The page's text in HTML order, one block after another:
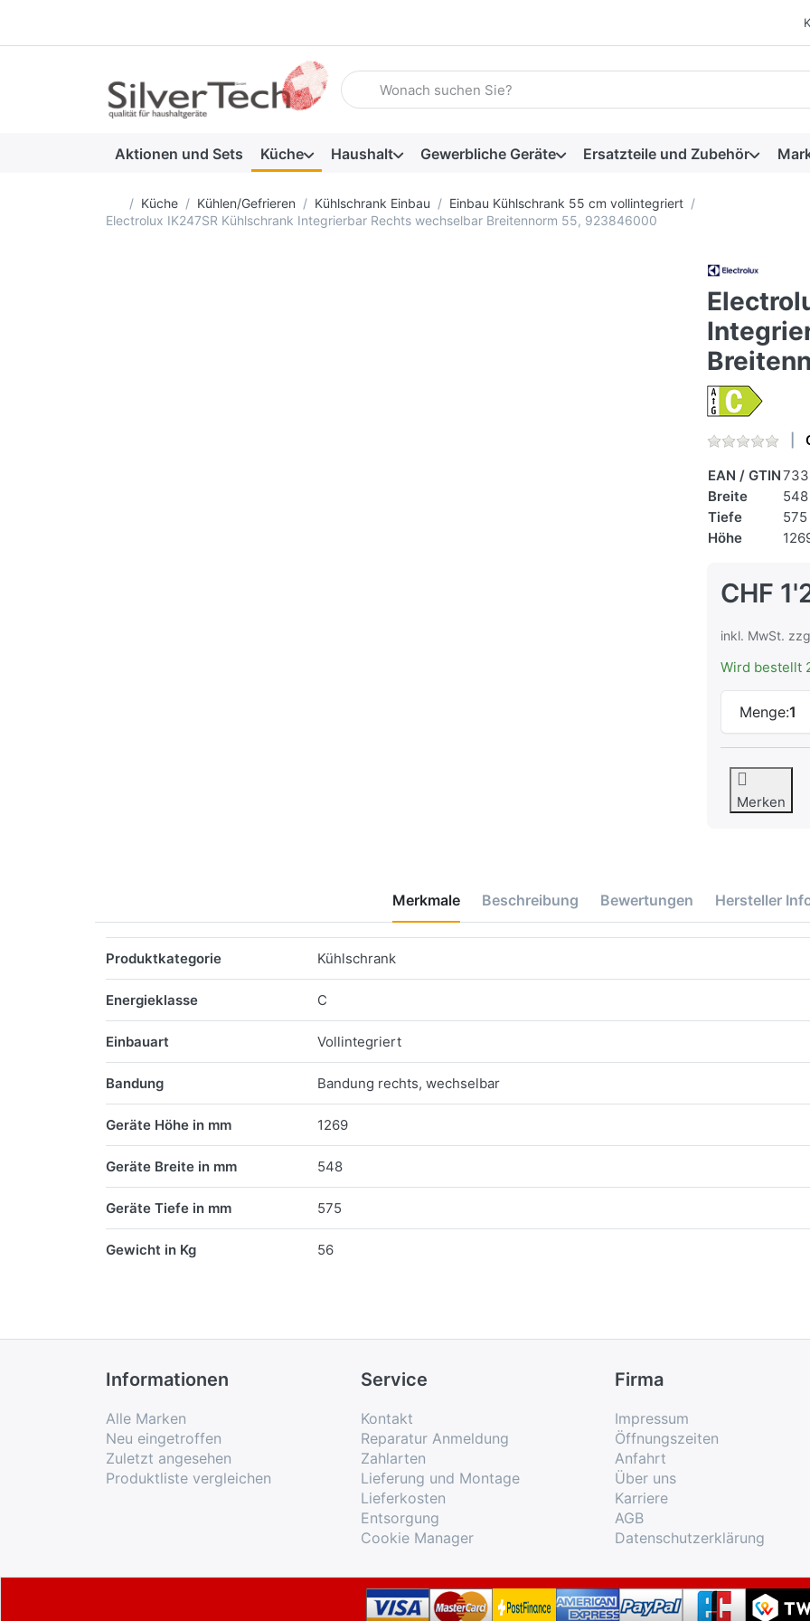
Geben Sie einen Suchbegriff ein. Während Sie tippen, erscheinen
Aktionen und Sets Küche Haushalt Gewerbliche Geräte Ersatzteile und Zubehör
Startseite
Küche Kühlen/Gefrieren Kühlschrank Einbau
Einbau Kühlschrank 55 cm vollintegriert
Electrolux IK247SR Kühlschrank Integrierbar Rechts wechselbar Breitennorm 55, 923846000
EAN / GTIN
Breite
Tiefe
Höhe
CHF
inkl. MwSt.
Wird bestellt
Menge:1
Merken
Merkmale Beschreibung Bewertungen Hersteller
Produktkategorie Kühlschrank
Energieklasse C
Einbauart Vollintegriert
Bandung Bandung rechts, wechselbar
Geräte Höhe in mm 1269
Geräte Breite in mm 548
Geräte Tiefe in mm 575
Gewicht in Kg 56
Informationen
Alle Marken
Neu eingetroffen
Zuletzt angesehen
Produktliste vergleichen
Service
Kontakt
Reparatur Anmeldung
Zahlarten
Lieferung und Montage
Lieferkosten
Entsorgung
Cookie Manager
Firma
Impressum
Öffnungszeiten
Anfahrt
Über uns
Karriere
AGB
Datenschutzerklärung